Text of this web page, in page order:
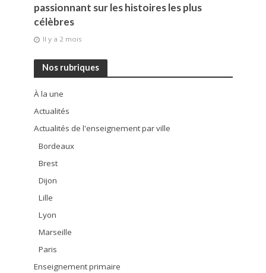
passionnant sur les histoires les plus
célèbres
Il y a 2 mois
Nos rubriques
À la une
Actualités
Actualités de l'enseignement par ville
Bordeaux
Brest
Dijon
Lille
Lyon
Marseille
Paris
Enseignement primaire